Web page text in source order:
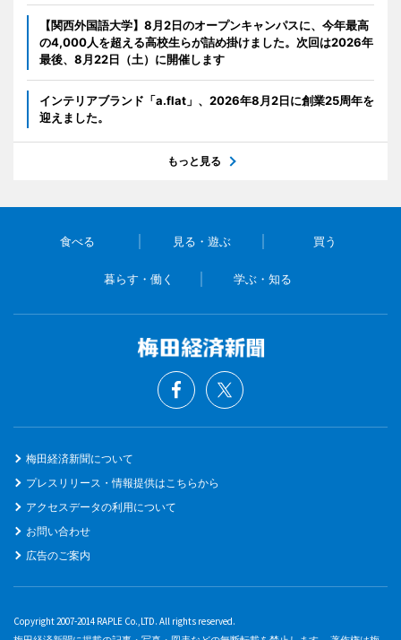
【関西外国語大学】8月2日のオープンキャンパスに、今年最高
の4,000人を超える高校生らが詰め掛けました。次回は2026年
最後、8月22日（土）に開催します
インテリアブランド「a.flat」、2026年8月2日に創業25周年を
迎えました。
もっと見る
食べる 見る・遊ぶ 買う
暮らす・働く 学ぶ・知る
梅田経済新聞について
プレスリリース・情報提供はこちらから
アクセスデータの利用について
お問い合わせ
広告のご案内
Copyright 2007-2014 RAPLE Co.,LTD. All rights reserved.